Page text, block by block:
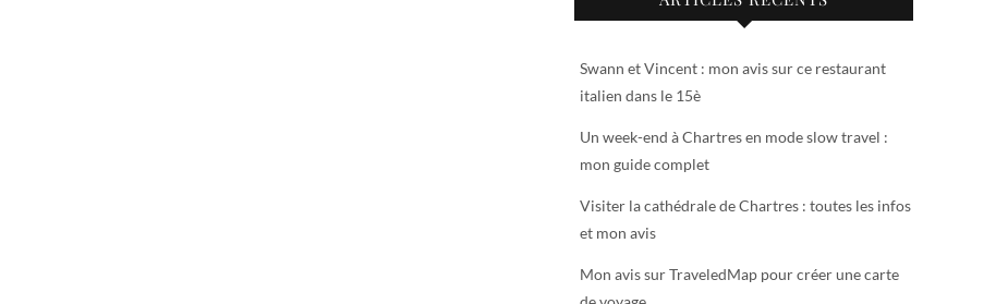
Swann et Vincent : mon avis sur ce restaurant
italien dans le 15è
Un week-end à Chartres en mode slow travel :
mon guide complet
Visiter la cathédrale de Chartres : toutes les infos
et mon avis
Mon avis sur TraveledMap pour créer une carte